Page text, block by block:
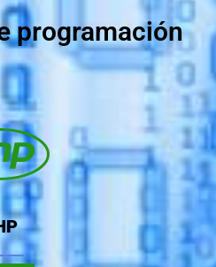
programación